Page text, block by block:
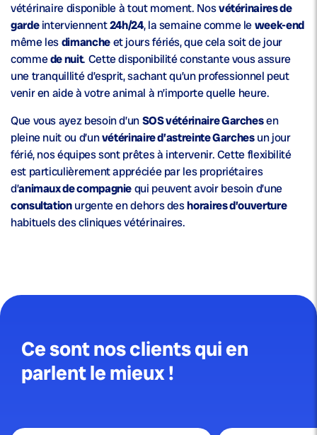
vétérinaire disponible à tout moment. Nosvétérinaires de
gardeinterviennent24h/24, la semaine comme leweek-end
même lesdimancheet jours fériés, que cela soit de jour
commede nuit. Cette disponibilité constante vous assure
une tranquillité d’esprit, sachant qu’un professionnel peut
venir en aide à votre animal à n’importe quelle heure.
Que vous ayez besoin d’unSOS vétérinaire Garchesen
pleine nuit ou d’unvétérinaire d’astreinte Garchesun jour
férié, nos équipes sont prêtes à intervenir. Cette flexibilité
est particulièrement appréciée par les propriétaires
d’animaux de compagniequi peuvent avoir besoin d’une
consultationurgente en dehors deshoraires d’ouverture
habituels des cliniques vétérinaires.
Ce sont nos clients qui en
parlent le mieux !